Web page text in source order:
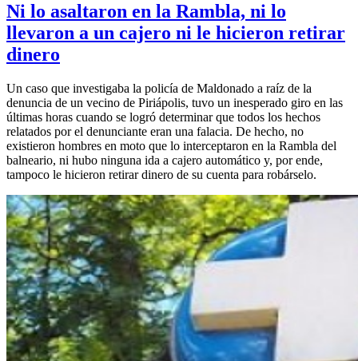
Ni lo asaltaron en la Rambla, ni lo
llevaron a un cajero ni le hicieron retirar
dinero
Un caso que investigaba la policía de Maldonado a raíz de la
denuncia de un vecino de Piriápolis, tuvo un inesperado giro en las
últimas horas cuando se logró determinar que todos los hechos
relatados por el denunciante eran una falacia. De hecho, no
existieron hombres en moto que lo interceptaron en la Rambla del
balneario, ni hubo ninguna ida a cajero automático y, por ende,
tampoco le hicieron retirar dinero de su cuenta para robárselo.